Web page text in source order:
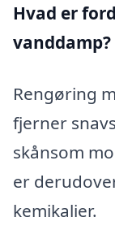
Hvad er
vanddamp?
Rengøring
fjerner
skånsom
er
kemikalier.